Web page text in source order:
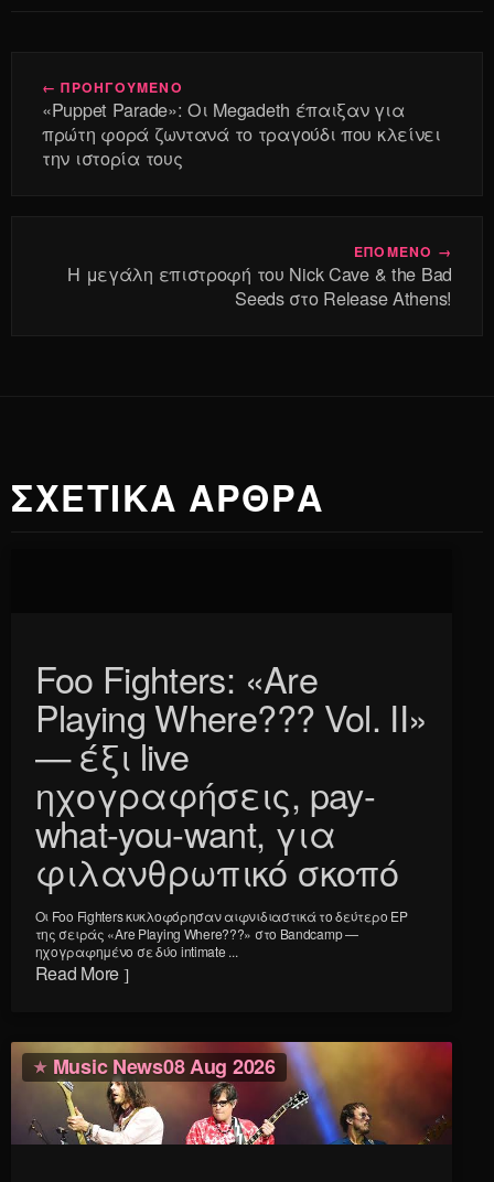
← ΠΡΟΗΓΟΥΜΕΝΟ
«Puppet Parade»: Οι Megadeth έπαιξαν για
πρώτη φορά ζωντανά το τραγούδι που κλείνει
την ιστορία τους
ΕΠΟΜΕΝΟ →
Η μεγάλη επιστροφή του Nick Cave & the Bad
Seeds στο Release Athens!
ΣΧΕΤΙΚΑ ΑΡΘΡΑ
Foo Fighters: «Are
Playing Where??? Vol. II»
— έξι live
ηχογραφήσεις, pay-
what-you-want, για
φιλανθρωπικό σκοπό
Οι Foo Fighters κυκλοφόρησαν αιφνιδιαστικά το δεύτερο EP
της σειράς «Are Playing Where???» στο Bandcamp —
ηχογραφημένο σε δύο intimate ...
Read More
Music News08 Aug 2026